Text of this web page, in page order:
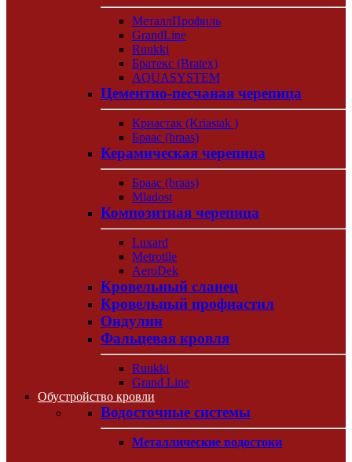
МеталлПрофиль
GrandLine
Ruukki
Братекс (Bratex)
AQUASYSTEM
Цементно-песчаная черепица
Криастак (Kriastak )
Браас (braas)
Керамическая черепица
Браас (braas)
Mladost
Композитная черепица
Luxard
Metrotile
AeroDek
Кровельный сланец
Кровельный профнастил
Ондулин
Фальцевая кровля
Ruukki
Grand Line
Обустройство кровли
Водосточные системы
Металлические водостоки